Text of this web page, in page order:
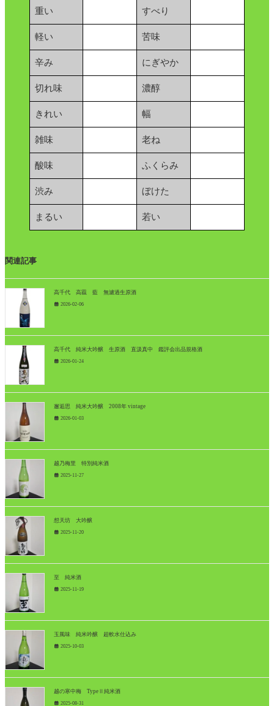
重い すべり
軽い 苦味
辛み にぎやか
切れ味 濃醇
きれい 幅
雑味 老ね
酸味 ふくらみ
渋み ぼけた
まるい 若い
関連記事
高千代 高龗 藍 無濾過生原酒
2026-02-06
高千代 純米大吟醸 生原酒 直汲真中 鑑評会出品規格酒
2026-01-24
邂逅思 純米大吟醸 2008年 vintage
2026-01-03
越乃梅里 特別純米酒
2025-11-27
想天坊 大吟醸
2025-11-20
至 純米酒
2025-11-19
玉風味 純米吟醸 超軟水仕込み
2025-10-03
越の寒中梅 TypeⅡ純米酒
2025-08-31